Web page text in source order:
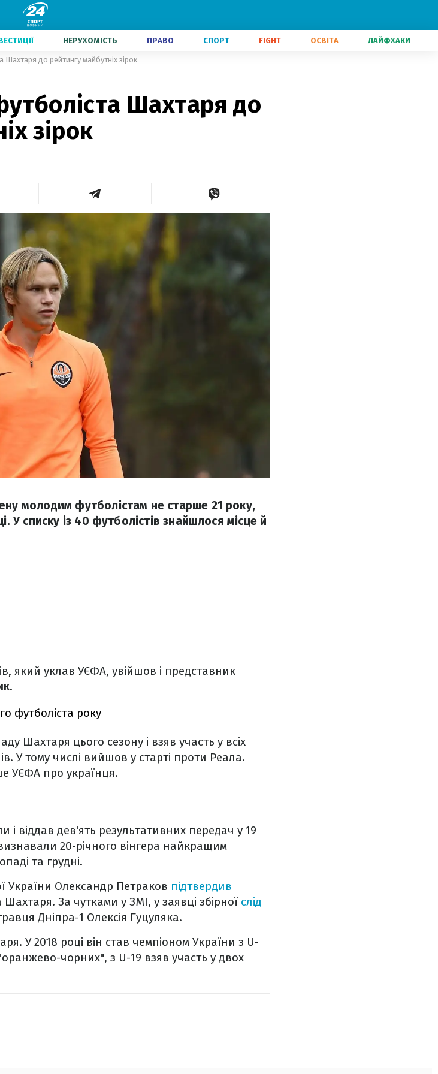
НЕРУХОМІСТЬ ПРАВО СПОРТ FIGHT ОСВІТА ЛАЙФХАКИ
до рейтингу майбутніх зірок
Шахтаря до
зірок
молодим футболістам не старше 21 року,
У списку із 40 футболістів знайшлося місце й
який уклав УЄФА, увійшов і представник
.
футболіста року
Шахтаря цього сезону і взяв участь у всіх
У тому числі вийшов у старті проти Реала.
УЄФА про українця.
і віддав дев'ять результативних передач у 19
20-річного вінгера найкращим
та грудні.
України Олександр Петраков підтвердив
За чутками у ЗМІ, у заявці збірної слід
Дніпра-1 Олексія Гуцуляка.
У 2018 році він став чемпіоном України з U-
чорних", з U-19 взяв участь у двох